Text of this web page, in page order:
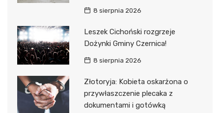
8 sierpnia 2026
Leszek Cichoński rozgrzeje
Dożynki Gminy Czernica!
8 sierpnia 2026
Złotoryja: Kobieta oskarżona o
przywłaszczenie plecaka z
dokumentami i gotówką